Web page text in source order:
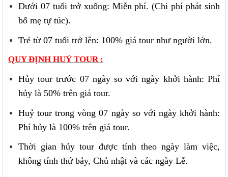
Dưới 07 tuổi trở xuống: Miễn phí. (Chi phí phát sinh
bố mẹ tự túc).
Trẻ từ 07 tuổi trở lên: 100% giá tour như người lớn.
QUY ĐỊNH HUỶ TOUR :
Hủy tour trước 07 ngày so với ngày khởi hành: Phí
hủy là 50% trên giá tour.
Huỷ tour trong vòng 07 ngày so với ngày khởi hành:
Phí hủy là 100% trên giá tour.
Thời gian hủy tour được tính theo ngày làm việc,
không tính thứ bảy, Chủ nhật và các ngày Lễ.